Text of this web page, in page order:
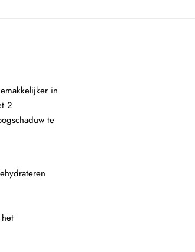
in
2
te